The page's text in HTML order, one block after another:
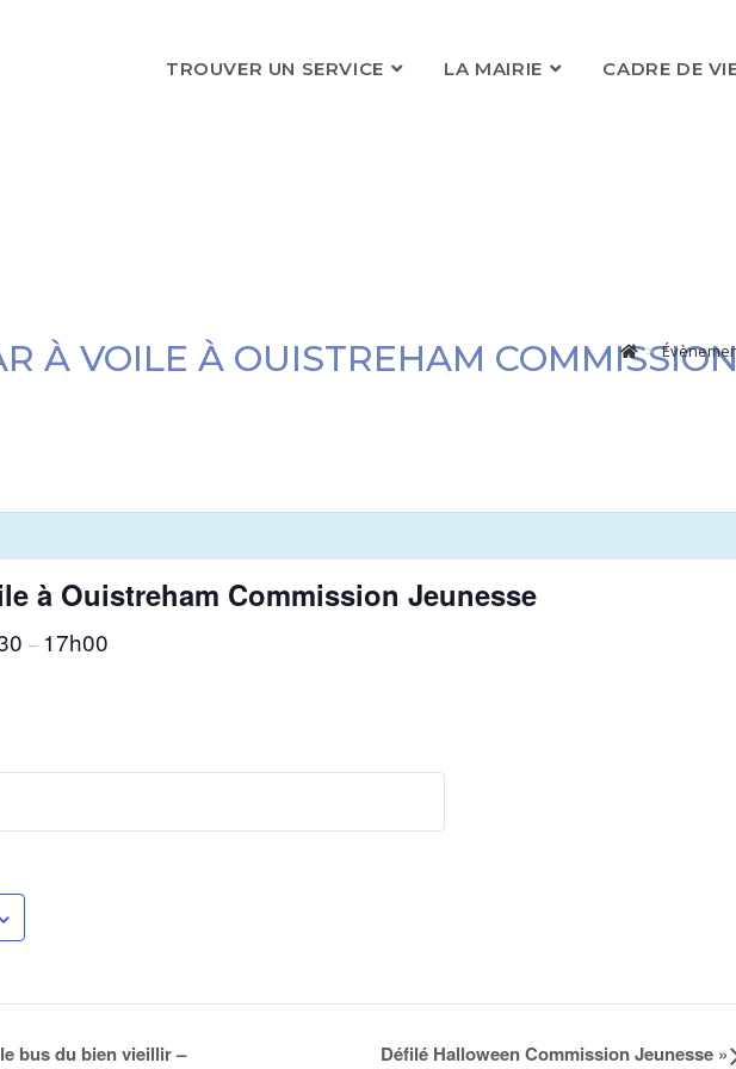
TROUVER UN SERVICE LA MAIRIE CADRE DE
À VOILE À OUISTREHAM >
à Ouistreham Commission Jeunesse
– 17h00
bus du bien vieillir –
Défilé Halloween Commission Jeunesse »